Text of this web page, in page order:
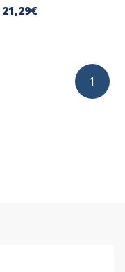
21,29€
1